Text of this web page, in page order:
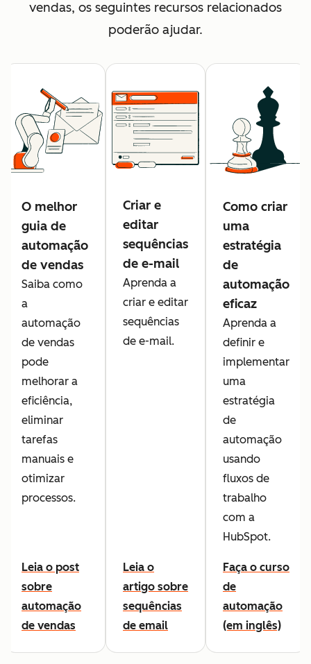
vendas, os seguintes recursos relacionados
poderão ajudar.
O melhor
guia de
automação
de vendas
Saiba como
a
automação
de vendas
pode
melhorar a
eficiência,
eliminar
tarefas
manuais e
otimizar
processos.
Leia o post
sobre
automação
de vendas
Criar e
editar
sequências
de e-mail
Aprenda a
criar e editar
sequências
de e-mail.
Leia o
artigo sobre
sequências
de email
Como criar
uma
estratégia
de
automação
eficaz
Aprenda a
definir e
implementar
uma
estratégia
de
automação
usando
fluxos de
trabalho
com a
HubSpot.
Faça o curso
de
automação
(em inglês)